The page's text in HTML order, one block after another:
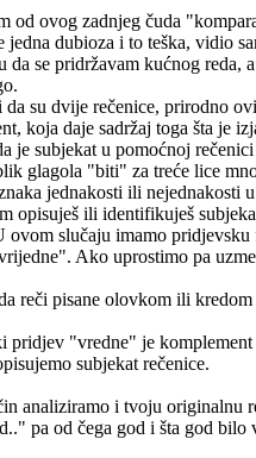
od ovog zadnjeg čuda
jedna dubioza i to teška, vidio
da se pridržavam kućnog reda,
da su dvije rečenice, prirodno
koja daje sadržaj toga šta je
je subjekat u pomoćnoj
glagola "biti" za treće lice
jednakosti ili nejednakosti
opisuješ ili identifikuješ
ovom slučaju imamo
Ako uprostimo pa
reči pisane olovkom ili kredom
pridjev "vredne" je
subjekat rečenice.
analiziramo i tvoju originalnu
pa od čega god i šta god bilo